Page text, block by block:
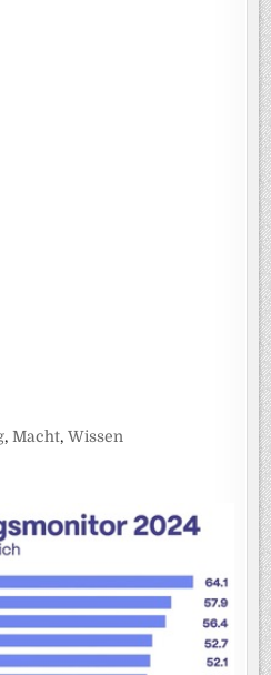
,Macht,Wissen